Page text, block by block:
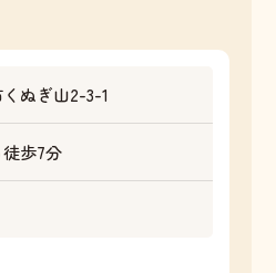
ぬぎ山2-3-1
歩7分